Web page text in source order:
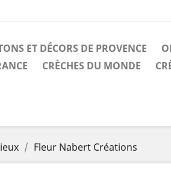
ET DÉCORS DE PROVENCE
CRÈCHES DU MONDE
Fleur Nabert Créations